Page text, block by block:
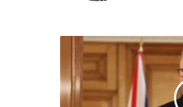
Reino
Unido
penaliza
ucraniano
e